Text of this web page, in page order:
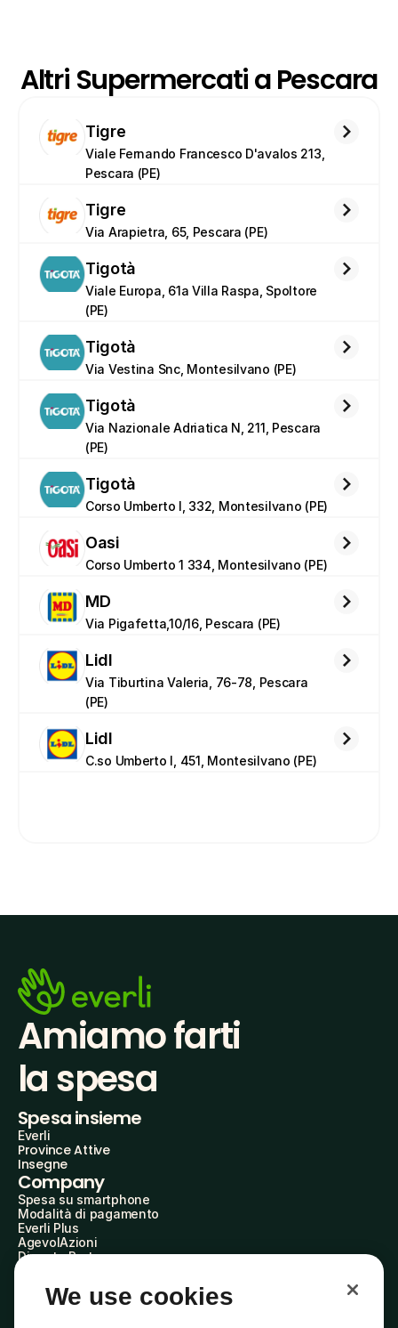
Altri Supermercati a Pescara
Tigre
Viale Fernando Francesco D'avalos 213,
Pescara (PE)
Tigre
Via Arapietra, 65, Pescara (PE)
Tigotà
Viale Europa, 61a Villa Raspa, Spoltore
(PE)
Tigotà
Via Vestina Snc, Montesilvano (PE)
Tigotà
Via Nazionale Adriatica N, 211, Pescara
(PE)
Tigotà
Corso Umberto I, 332, Montesilvano (PE)
Oasi
Corso Umberto 1 334, Montesilvano (PE)
MD
Via Pigafetta,10/16, Pescara (PE)
Lidl
Via Tiburtina Valeria, 76-78, Pescara
(PE)
Lidl
C.so Umberto I, 451, Montesilvano (PE)
Amiamo farti
la spesa
Spesa insieme
Everli
Province Attive
Insegne
Company
Spesa su smartphone
Modalità di pagamento
Everli Plus
AgevolAzioni
Diventa Partner
Everli Shoppers
About Us
We use cookies